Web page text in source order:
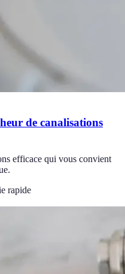
de canalisations
efficace qui vous convient
rapide